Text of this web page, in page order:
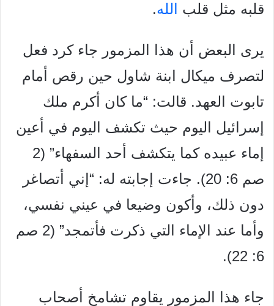
قلبه مثل قلب
الله.
يرى البعض أن هذا المزمور جاء كرد فعل
لتصرف ميكال ابنة شاول حين رقص أمام
تابوت العهد. قالت: “ما كان أكرم ملك
إسرائيل اليوم حيث تكشف اليوم في أعين
إماء عبيده كما يتكشف أحد السفهاء” (2
صم 6: 20). جاءت إجابته له: “إني أتصاغر
دون ذلك، وأكون وضيعا في عيني نفسي،
وأما عند الإماء التي ذكرت فأتمجد” (2 صم
6: 22).
جاء هذا المزمور يقاوم تشامخ أصحاب